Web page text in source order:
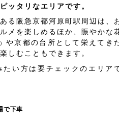
ッタリなエリアです。
る阪急京都河原町駅周辺は、
メを楽しめるほか、賑やかな
や京都の台所として栄えてき
しむこともできます。
たい方は要チェックのエリア
で下車